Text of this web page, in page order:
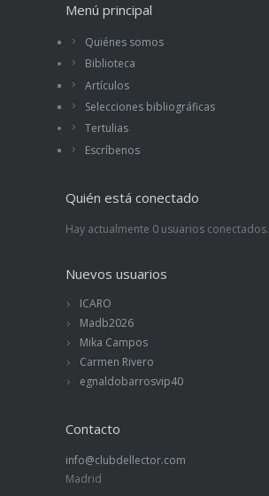
Menú principal
Quiénes somos
Biblioteca
Artículos
Selecciones bibliográficas
Tertulias
Escríbenos
Quién está conectado
Hay actualmente 0 usuarios conectados.
Nuevos usuarios
ICARO
Madb2026
Mika Campos
Carmen Rivero
egnaldobarrosvip40
Contacto
info@clubdellector.com
Madrid